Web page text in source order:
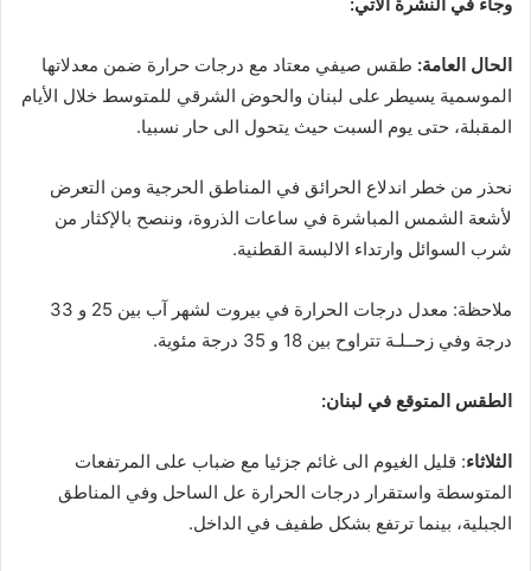
ل
و
ن
ي
الحال العامة: طقس صيفي معتاد مع درجات حرارة ضمن معدلاتها
الموسمية يسيطر على لبنان والحوض الشرقي للمتوسط خلال الأيام
المقبلة، حتى يوم السبت حيث يتحول الى حار نسبيا.
نحذر من خطر اندلاع الحرائق في المناطق الحرجية ومن التعرض
لأشعة الشمس المباشرة في ساعات الذروة، وننصح بالإكثار من
شرب السوائل وارتداء الالبسة القطنية.
ملاحظة: معدل درجات الحرارة في بيروت لشهر آب بين 25 و 33
درجة وفي زحــلـة تتراوح بين 18 و 35 درجة مئوية.
الطقس المتوقع في لبنان:
الثلاثاء: قليل الغيوم الى غائم جزئيا مع ضباب على المرتفعات
المتوسطة واستقرار درجات الحرارة عل الساحل وفي المناطق
الجبلية، بينما ترتفع بشكل طفيف في الداخل.